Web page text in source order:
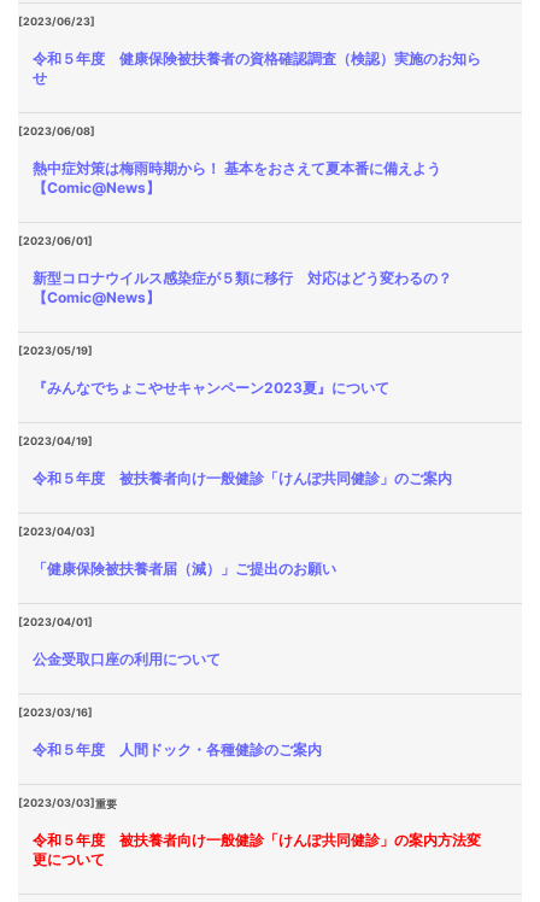
[2023/06/23]
令和５年度 健康保険被扶養者の資格確認調査（検認）実施のお知ら
せ
[2023/06/08]
熱中症対策は梅雨時期から！ 基本をおさえて夏本番に備えよう
【Comic@News】
[2023/06/01]
新型コロナウイルス感染症が５類に移行 対応はどう変わるの？
【Comic@News】
[2023/05/19]
『みんなでちょこやせキャンペーン2023夏』について
[2023/04/19]
令和５年度 被扶養者向け一般健診「けんぽ共同健診」のご案内
[2023/04/03]
「健康保険被扶養者届（減）」ご提出のお願い
[2023/04/01]
公金受取口座の利用について
[2023/03/16]
令和５年度 人間ドック・各種健診のご案内
[2023/03/03]重要
令和５年度 被扶養者向け一般健診「けんぽ共同健診」の案内方法変
更について